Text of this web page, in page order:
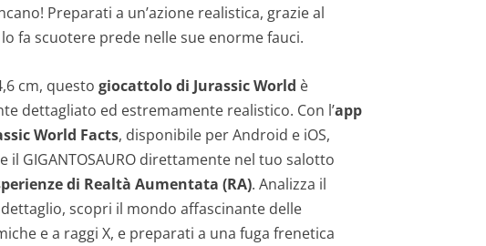
Preparati a un’azione realistica, grazie al
fa scuotere prede nelle sue enorme fauci.
cm, questo giocattolo di Jurassic World è
dettagliato ed estremamente realistico. Con l’app
World Facts, disponibile per Android e iOS,
il GIGANTOSAURO direttamente nel tuo salotto
di Realtà Aumentata (RA). Analizza il
scopri il mondo affascinante delle
e a raggi X, e preparati a una fuga frenetica